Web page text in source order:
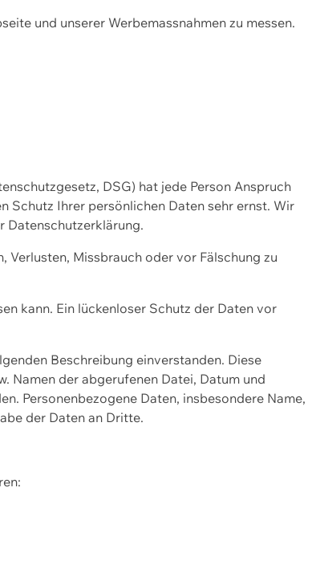
und unserer Werbemassnahmen zu messen.
DSG) hat jede Person Anspruch
Schutz Ihrer persönlichen Daten sehr ernst. Wir
Datenschutzerklärung.
Missbrauch oder vor Fälschung zu
kann. Ein lückenloser Schutz der Daten vor
Beschreibung einverstanden. Diese
Namen der abgerufenen Datei, Datum und
Personenbezogene Daten, insbesondere Name,
der Daten an Dritte.